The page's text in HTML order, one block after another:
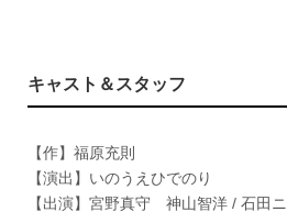
キャスト＆スタッフ
【作】福原充則
【演出】いのうえひでのり
【出演】宮野真守 神山智洋 / 石